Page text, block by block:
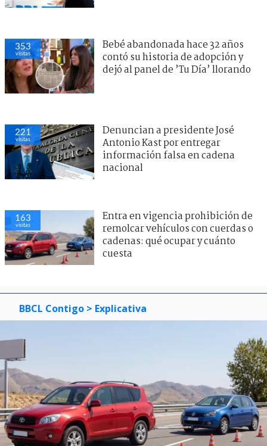
353
visitas
Bebé abandonada hace 32 años
contó su historia de adopción y
dejó al panel de ’Tu Día’ llorando
221
visitas
Denuncian a presidente José
Antonio Kast por entregar
información falsa en cadena
nacional
163
visitas
Entra en vigencia prohibición de
remolcar vehículos con cuerdas o
cadenas: qué ocupar y cuánto
cuesta
BBCL Contigo > Explicativa